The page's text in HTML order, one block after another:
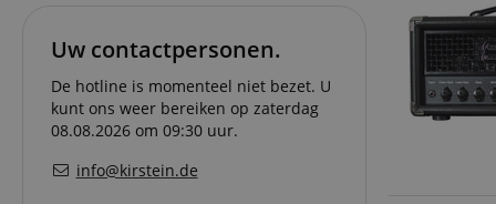
Uw contactpersonen.
De hotline is momenteel niet bezet. U
kunt ons weer bereiken op zaterdag
08.08.2026 om 09:30 uur.
info@kirstein.de
session-id-apay